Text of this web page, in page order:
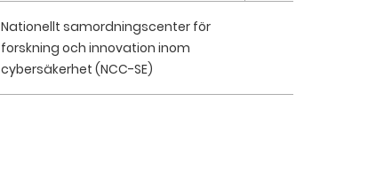
Nationellt samordningscenter för
forskning och innovation inom
cybersäkerhet (NCC-SE)